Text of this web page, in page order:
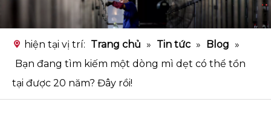
hiện tại vị trí: Trang chủ » Tin tức » Blog »
Bạn đang tìm kiếm một dòng mì dẹt có thể tồn
tại được 20 năm? Đây rồi!